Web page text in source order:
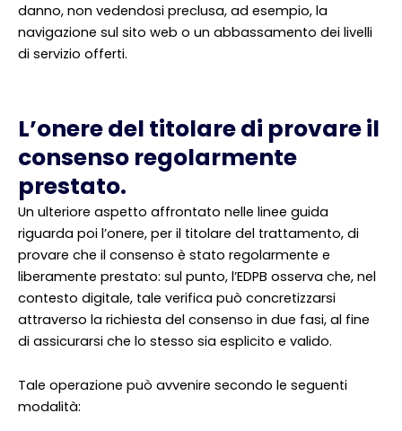
danno, non vedendosi preclusa, ad esempio, la
navigazione sul sito web o un abbassamento dei livelli
di servizio offerti.
L’onere del titolare di provare il
consenso regolarmente
prestato.
Un ulteriore aspetto affrontato nelle linee guida
riguarda poi l’onere, per il titolare del trattamento, di
provare che il consenso è stato regolarmente e
liberamente prestato: sul punto, l’EDPB osserva che, nel
contesto digitale, tale verifica può concretizzarsi
attraverso la richiesta del consenso in due fasi, al fine
di assicurarsi che lo stesso sia esplicito e valido.
Tale operazione può avvenire secondo le seguenti
modalità: